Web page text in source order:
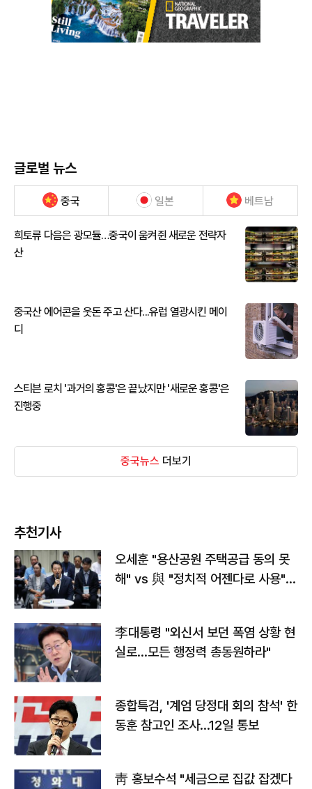
글로벌 뉴스
중국 일본 베트남
희토류 다음은 광모듈…중국이 움켜쥔 새로운 전략자
산
중국산 에어콘을 웃돈 주고 산다...유럽 열광시킨 메이
디
스티븐 로치 '과거의 홍콩'은 끝났지만 '새로운 홍콩'은
진행중
중국뉴스 더보기
추천기사
오세훈 "용산공원 주택공급 동의 못
해" vs 與 "정치적 어젠다로 사용"
李대통령 "외신서 보던 폭염 상황 현
실로…모든 행정력 총동원하라"
종합특검, '계엄 당정대 회의 참석' 한
동훈 참고인 조사...12일 통보
靑 홍보수석 "세금으로 집값 잡겠다